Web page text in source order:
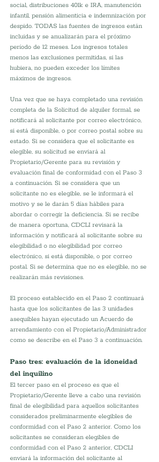
social, distribuciones 401k e IRA, manutención
infantil, pensión alimenticia e indemnización por
despido. TODAS las fuentes de ingresos están
incluidas y se anualizarán para el próximo
período de 12 meses. Los ingresos totales
menos las exclusiones permitidas, si las
hubiera, no pueden exceder los límites
máximos de ingresos.
Una vez que se haya completado una revisión
completa de la Solicitud de alquiler formal, se
notificará al solicitante por correo electrónico,
si está disponible, o por correo postal sobre su
estado. Si se considera que el solicitante es
elegible, su solicitud se enviará al
Propietario/Gerente para su revisión y
evaluación final de conformidad con el Paso 3
a continuación. Si se considera que un
solicitante no es elegible, se le informará el
motivo y se le darán 5 días hábiles para
abordar o corregir la deficiencia. Si se recibe
de manera oportuna, CDCLI revisará la
información y notificará al solicitante sobre su
elegibilidad o no elegibilidad por correo
electrónico, si está disponible, o por correo
postal. Si se determina que no es elegible, no se
realizarán más revisiones.
El proceso establecido en el Paso 2 continuará
hasta que los solicitantes de las 3 unidades
asequibles hayan ejecutado un Acuerdo de
arrendamiento con el Propietario/Administrador
como se describe en el Paso 3 a continuación.
Paso tres: evaluación de la idoneidad
del inquilino
El tercer paso en el proceso es que el
Propietario/Gerente lleve a cabo una revisión
final de elegibilidad para aquellos solicitantes
considerados preliminarmente elegibles de
conformidad con el Paso 2 anterior. Como los
solicitantes se consideran elegibles de
conformidad con el Paso 2 anterior, CDCLI
enviará la información del solicitante al